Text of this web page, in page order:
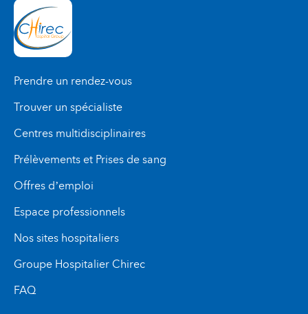
Prendre un rendez-vous
Trouver un spécialiste
Centres multidisciplinaires
Prélèvements et Prises de sang
Offres d’emploi
Espace professionnels
Nos sites hospitaliers
Groupe Hospitalier Chirec
FAQ